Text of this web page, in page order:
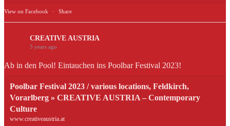
View on Facebook · Share
CREATIVE AUSTRIA
3 years ago
Ab in den Pool! Eintauchen ins Poolbar Festival 2023!
Poolbar Festival 2023 / various locations, Feldkirch,
Vorarlberg » CREATIVE AUSTRIA – Contemporary
Culture
www.creativeaustria.at